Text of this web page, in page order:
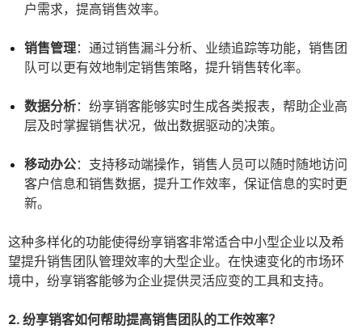
户需求，提高销售效率。
销售管理：通过销售漏斗分析、业绩追踪等功能，销售团
队可以更有效地制定销售策略，提升销售转化率。
数据分析：纷享销客能够实时生成各类报表，帮助企业高
层及时掌握销售状况，做出数据驱动的决策。
移动办公：支持移动端操作，销售人员可以随时随地访问
客户信息和销售数据，提升工作效率，保证信息的实时更
新。
这种多样化的功能使得纷享销客非常适合中小型企业以及希
望提升销售团队管理效率的大型企业。在快速变化的市场环
境中，纷享销客能够为企业提供灵活应变的工具和支持。
2. 纷享销客如何帮助提高销售团队的工作效率？